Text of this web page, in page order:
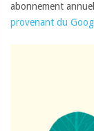
abonnement
provenant du